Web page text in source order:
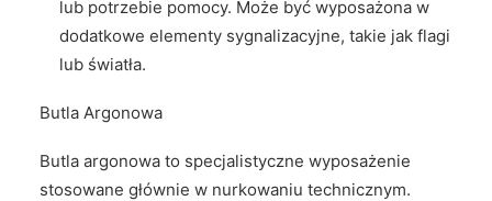
lub potrzebie pomocy. Może być wyposażona w
dodatkowe elementy sygnalizacyjne, takie jak flagi
lub światła.
Butla Argonowa
Butla argonowa to specjalistyczne wyposażenie
stosowane głównie w nurkowaniu technicznym.